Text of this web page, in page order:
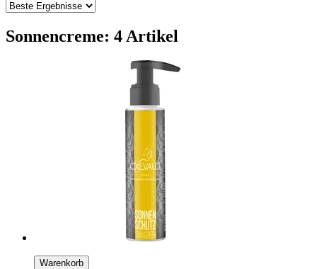
Sonnencreme: 4 Artikel
Warenkorb